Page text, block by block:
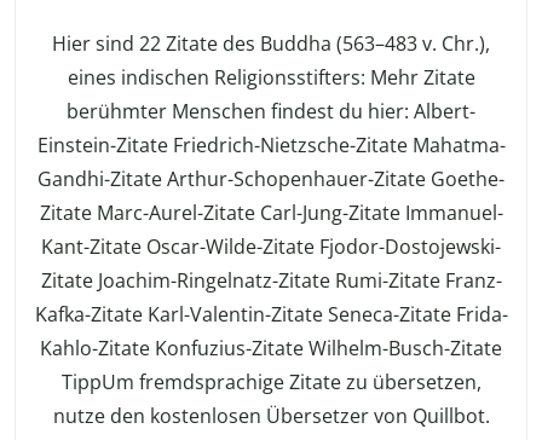
Hier sind 22 Zitate des Buddha (563–483 v. Chr.),
eines indischen Religionsstifters: Mehr Zitate
berühmter Menschen findest du hier: Albert-
Einstein-Zitate Friedrich-Nietzsche-Zitate Mahatma-
Gandhi-Zitate Arthur-Schopenhauer-Zitate Goethe-
Zitate Marc-Aurel-Zitate Carl-Jung-Zitate Immanuel-
Kant-Zitate Oscar-Wilde-Zitate Fjodor-Dostojewski-
Zitate Joachim-Ringelnatz-Zitate Rumi-Zitate Franz-
Kafka-Zitate Karl-Valentin-Zitate Seneca-Zitate Frida-
Kahlo-Zitate Konfuzius-Zitate Wilhelm-Busch-Zitate
TippUm fremdsprachige Zitate zu übersetzen,
nutze den kostenlosen Übersetzer von Quillbot.